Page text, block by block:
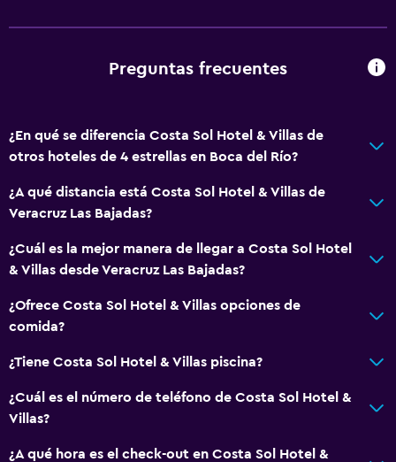
Internet
Traslado aeropuerto
Actividades
Tienda de regalos
General
Caja fuerte
Preguntas frecuentes
¿En qué se diferencia Costa Sol Hotel & Villas de
otros hoteles de 4 estrellas en Boca del Río?
¿A qué distancia está Costa Sol Hotel & Villas de
Veracruz Las Bajadas?
¿Cuál es la mejor manera de llegar a Costa Sol Hotel
& Villas desde Veracruz Las Bajadas?
¿Ofrece Costa Sol Hotel & Villas opciones de
comida?
¿Tiene Costa Sol Hotel & Villas piscina?
¿Cuál es el número de teléfono de Costa Sol Hotel &
Villas?
¿A qué hora es el check-out en Costa Sol Hotel &